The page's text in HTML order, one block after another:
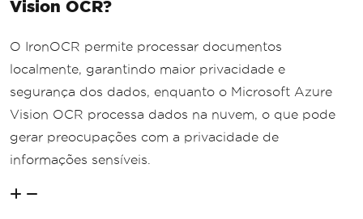
Vision OCR?
O IronOCR permite processar documentos
localmente, garantindo maior privacidade e
segurança dos dados, enquanto o Microsoft Azure
Vision OCR processa dados na nuvem, o que pode
gerar preocupações com a privacidade de
informações sensíveis.